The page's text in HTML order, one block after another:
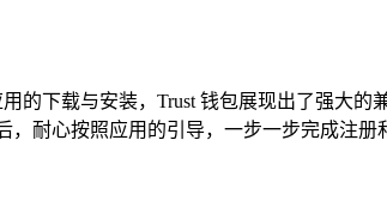
下载与安装，Trust 钱包展现出了强大的
耐心按照应用的引导，一步一步完成注